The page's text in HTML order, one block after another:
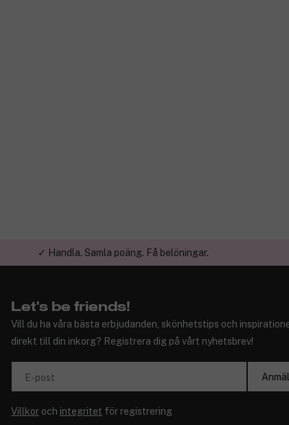
✓ Handla. Samla poäng. Få belöningar.
Let's be friends!
Vill du ha våra bästa erbjudanden, skönhetstips och
direkt till din inkorg? Registrera dig på vårt nyhetsbrev!
E-post
Villkor och integritet för registrering